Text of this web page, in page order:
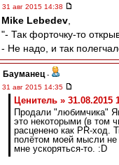
31 авг 2015 14:38
Mike Lebedev
"- Так форточку-то
- Не надо, и так
Бауманец -
31 авг 2015 14:35
Ценитель » 31.08.2015
Продали "любимчика"
это некоторыми (в том
расценено как PR-ход.
полётом моей мысли
мне ускоряться-то. :D